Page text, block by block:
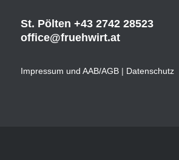
St. Pölten +43 2742 28523
office@fruehwirt.at
Impressum und AAB/AGB| Datenschutz